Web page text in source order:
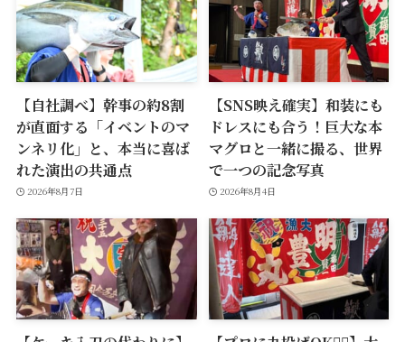
【自社調べ】幹事の約8割
が直面する「イベントのマ
ンネリ化」と、本当に喜ば
れた演出の共通点
2026年8月7日
【SNS映え確実】和装にも
ドレスにも合う！巨大な本
マグロと一緒に撮る、世界
で一つの記念写真
2026年8月4日